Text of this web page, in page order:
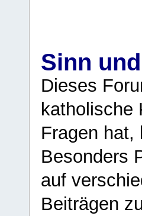
Sinn
Dieses
katholische
Fragen hat,
Besonders
auf
Beiträgen